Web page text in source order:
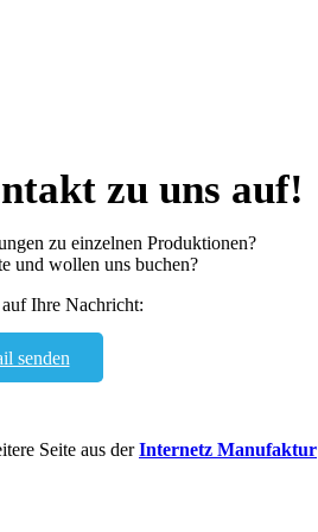
zu uns auf!
zu einzelnen Produktionen?
und wollen uns buchen?
Ihre Nachricht:
senden
Seite aus derInternetz Manufaktur